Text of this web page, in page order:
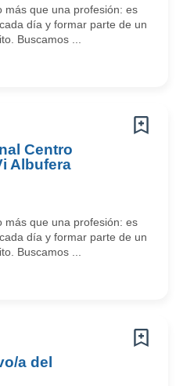
más que una profesión: es
día y formar parte de un
Buscamos ...
Centro
Albufera
más que una profesión: es
día y formar parte de un
Buscamos ...
a del